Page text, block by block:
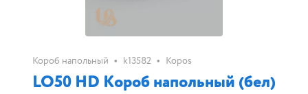
Короб напольный • k13582 • Kopos
LO50 HD Короб напольный (бел)